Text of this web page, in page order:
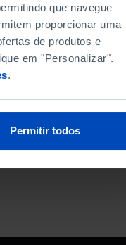
que navegue
proporcionar uma
de produtos e
em "Personalizar".
.
Permitir todos
ORDENAR POR